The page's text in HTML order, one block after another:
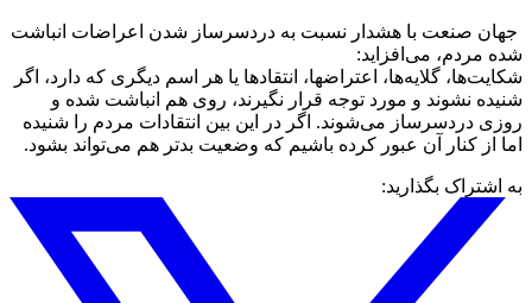
جهان صنعت با هشدار نسبت به دردسرساز شدن اعراضات انباشت
شده مردم، می‌افزاید:
شکایت‌ها، گلایه‌ها، اعتراضها، انتقادها یا هر اسم دیگری که دارد، اگر
شنیده نشوند و مورد توجه قرار نگیرند، روی هم انباشت شده و
روزی دردسرساز می‌شوند. اگر در این بین انتقادات مردم را شنیده
اما از کنار آن عبور کرده باشیم که وضعیت بدتر هم می‌تواند بشود.
به اشتراک بگذارید: